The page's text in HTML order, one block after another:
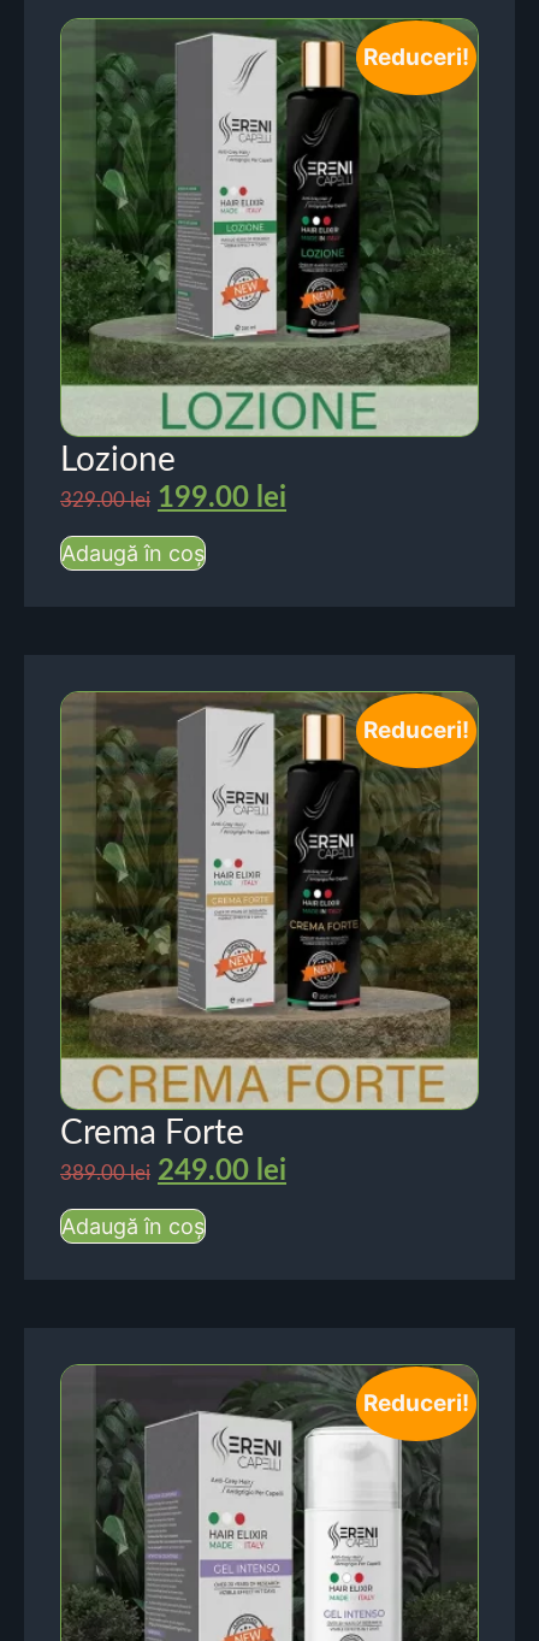
Reduceri!
Lozione
329.00lei 199.00 lei
Adaugă în coș
Reduceri!
Crema Forte
389.00lei 249.00 lei
Adaugă în coș
Reduceri!